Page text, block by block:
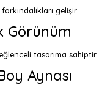
gelişir.
Görünüm
tasarıma sahiptir.
Aynası